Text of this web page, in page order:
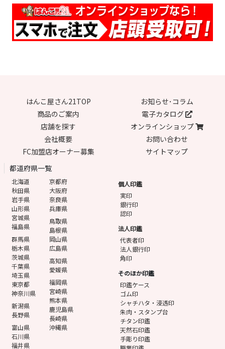
はんこ屋さん21TOP
お知らせ･コラム
商品のご案内
電子カタログ
店舗を探す
オンラインショップ
会社概要
お問い合わせ
FC加盟店オーナー募集
サイトマップ
都道府県一覧
北海道
秋田県
岩手県
山形県
宮城県
福島県
群馬県
栃木県
茨城県
千葉県
埼玉県
東京都
神奈川県
新潟県
長野県
富山県
石川県
福井県
京都府
大阪府
奈良県
兵庫県
鳥取県
島根県
岡山県
広島県
高知県
愛媛県
福岡県
宮崎県
熊本県
鹿児島県
長崎県
沖縄県
個人印鑑
実印
銀行印
認印
法人印鑑
代表者印
法人銀行印
角印
そのほか印鑑
印鑑ケース
ゴム印
シャチハタ・浸透印
朱肉・スタンプ台
チタン印鑑
天然石印鑑
手彫り印鑑